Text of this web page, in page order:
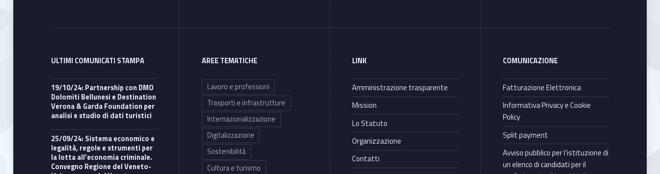
ULTIMI COMUNICATI STAMPA
19/10/24: Partnership con DMO
Dolomiti Bellunesi e Destination
Verona & Garda Foundation per
analisi e studio di dati turistici
25/09/24: Sistema economico e
legalità, regole e strumenti per
la lotta all’economia criminale.
Convegno Regione del Veneto-
AREE TEMATICHE
Lavoro e professioni
Trasporti e infrastrutture
Internazionalizzazione
Digitalizzazione
Sostenibilità
Cultura e turismo
LINK
Amministrazione trasparente
Mission
Lo Statuto
Organizzazione
Contatti
COMUNICAZIONE
Fatturazione Elettronica
Informativa Privacy e Cookie
Policy
Split payment
Avviso pubblico per l’istituzione di
un elenco di candidati per il